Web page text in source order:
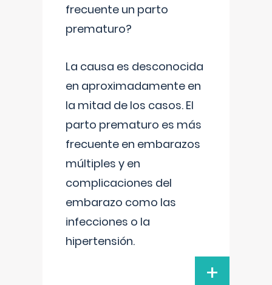
frecuente un parto
prematuro?
La causa es desconocida
en aproximadamente en
la mitad de los casos. El
parto prematuro es más
frecuente en embarazos
múltiples y en
complicaciones del
embarazo como las
infecciones o la
hipertensión.
+